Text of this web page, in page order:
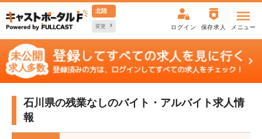
北陸
変更 ログイン 保存求人 メニュー
石川県の残業なしのバイト・アルバイト求人情
報